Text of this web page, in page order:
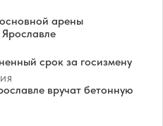
арены
срок за госизмену
вручат бетонную